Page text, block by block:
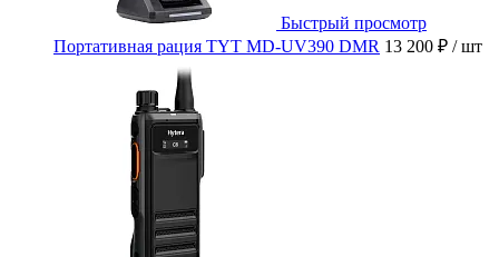
Быстрый просмотр
Портативная рация TYT MD-UV390 DMR 13 200 ₽ / шт